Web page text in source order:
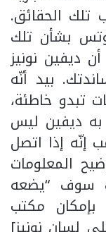
تلك الحقائق.
بشأن تلك
ديفين نونيز
بيد أنّه
تبدو خاطئة،
ديفين ليس
إنّه إذا اتصل
المعلومات
سوف “يضعه
مكتب